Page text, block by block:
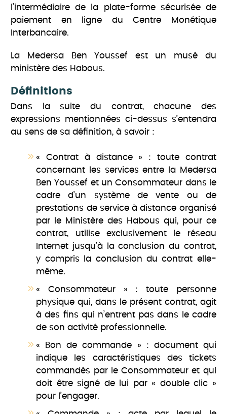
l’intermédiaire de la plate-forme sécurisée de
paiement en ligne du Centre Monétique
Interbancaire.
La Medersa Ben Youssef est un musé du
ministère des Habous.
Définitions
Dans la suite du contrat, chacune des
expressions mentionnées ci-dessus s’entendra
au sens de sa définition, à savoir :
« Contrat à distance » : toute contrat
concernant les services entre la Medersa
Ben Youssef et un Consommateur dans le
cadre d’un système de vente ou de
prestations de service à distance organisé
par le Ministère des Habous qui, pour ce
contrat, utilise exclusivement le réseau
Internet jusqu’à la conclusion du contrat,
y compris la conclusion du contrat elle-
même.
« Consommateur » : toute personne
physique qui, dans le présent contrat, agit
à des fins qui n’entrent pas dans le cadre
de son activité professionnelle.
« Bon de commande » : document qui
indique les caractéristiques des tickets
commandés par le Consommateur et qui
doit être signé de lui par « double clic »
pour l’engager.